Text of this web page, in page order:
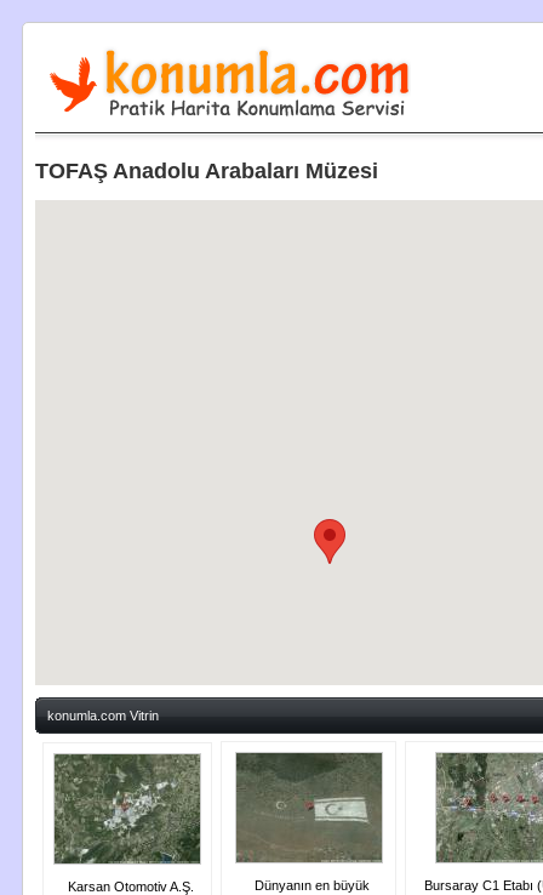
TOFAŞ Anadolu Arabaları Müzesi
konumla.com Vitrin
Karsan Otomotiv A.Ş.
Dünyanın en büyük
Bursaray C1 Etabı